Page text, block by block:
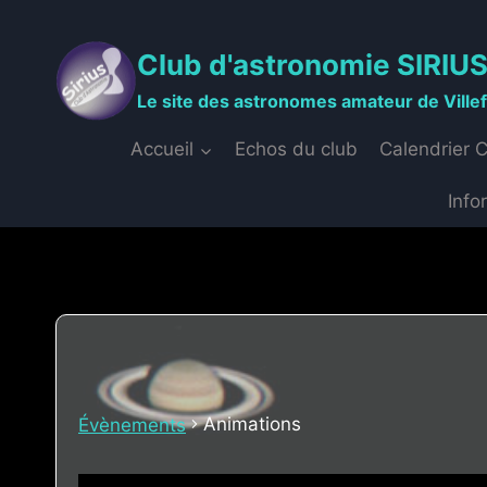
contenu
Club d'astronomie SIRIUS
Le site des astronomes amateur de
Accueil Echos du club Calendrier
Évènements Animations